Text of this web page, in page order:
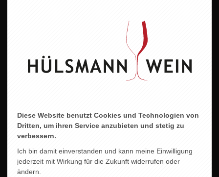
SAAR RIESLING
11,80 EUR
Diese Website benutzt Cookies und Technologien von
Dritten, um ihren Service anzubieten und stetig zu
verbessern.
Ich bin damit einverstanden und kann meine Einwilligung
jederzeit mit Wirkung für die Zukunft widerrufen oder
ändern.